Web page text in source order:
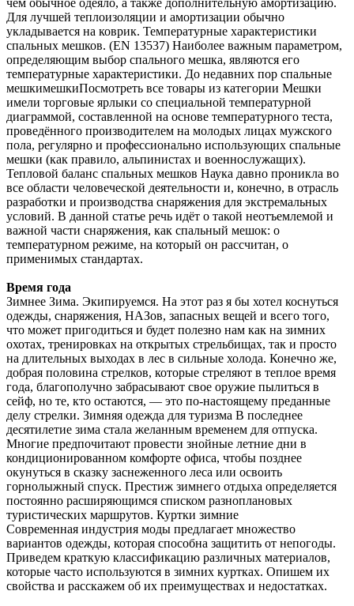
Для лучшей теплоизоляции и амортизации обычно
укладывается на коврик. Температурные характеристики
спальных мешков. (EN 13537) Наиболее важным параметром,
определяющим выбор спального мешка, являются его
температурные характеристики. До недавних пор спальные
мешкимешкиПосмотреть все товары из категории Мешки
имели торговые ярлыки со специальной температурной
диаграммой, составленной на основе температурного теста,
проведённого производителем на молодых лицах мужского
пола, регулярно и профессионально использующих спальные
мешки (как правило, альпинистах и военнослужащих).
Тепловой баланс спальных мешков Наука давно проникла во
все области человеческой деятельности и, конечно, в отрасль
разработки и производства снаряжения для экстремальных
условий. В данной статье речь идёт о такой неотъемлемой и
важной части снаряжения, как спальный мешок: о
температурном режиме, на который он рассчитан, о
применимых стандартах.
Время года
Зимнее Зима. Экипируемся. На этот раз я бы хотел коснуться
одежды, снаряжения, НАЗов, запасных вещей и всего того,
что может пригодиться и будет полезно нам как на зимних
охотах, тренировках на открытых стрельбищах, так и просто
на длительных выходах в лес в сильные холода. Конечно же,
добрая половина стрелков, которые стреляют в теплое время
года, благополучно забрасывают свое оружие пылиться в
сейф, но те, кто остаются, — это по-настоящему преданные
делу стрелки. Зимняя одежда для туризма В последнее
десятилетие зима стала желанным временем для отпуска.
Многие предпочитают провести знойные летние дни в
кондиционированном комфорте офиса, чтобы позднее
окунуться в сказку заснеженного леса или освоить
горнолыжный спуск. Престиж зимнего отдыха определяется
постоянно расширяющимся списком разноплановых
туристических маршрутов. Куртки зимние
Современная индустрия моды предлагает множество
вариантов одежды, которая способна защитить от непогоды.
Приведем краткую классификацию различных материалов,
которые часто используются в зимних куртках. Опишем их
свойства и расскажем об их преимуществах и недостатках.